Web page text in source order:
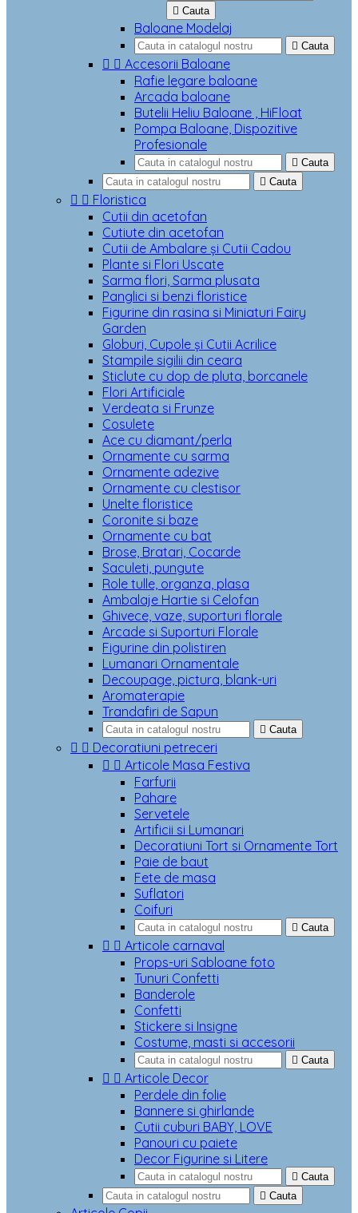
 Cauta
Baloane Modelaj
 Cauta
  Accesorii Baloane
Rafie legare baloane
Arcada baloane
Butelii Heliu Baloane , HiFloat
Pompa Baloane, Dispozitive
Profesionale
 Cauta
 Cauta
  Floristica
Cutii din acetofan
Cutiute din acetofan
Cutii de Ambalare și Cutii Cadou
Plante si Flori Uscate
Sarma flori, Sarma plusata
Panglici si benzi floristice
Figurine din rasina si Miniaturi Fairy
Garden
Globuri, Cupole și Cutii Acrilice
Stampile sigilii din ceara
Sticlute cu dop de pluta, borcanele
Flori Artificiale
Verdeata si Frunze
Cosulete
Ace cu diamant/perla
Ornamente cu sarma
Ornamente adezive
Ornamente cu clestisor
Unelte floristice
Coronite si baze
Ornamente cu bat
Brose, Bratari, Cocarde
Saculeti, pungute
Role tulle, organza, plasa
Ambalaje Hartie si Celofan
Ghivece, vaze, suporturi florale
Arcade si Suporturi Florale
Figurine din polistiren
Lumanari Ornamentale
Decoupage, pictura, blank-uri
Aromaterapie
Trandafiri de Sapun
 Cauta
  Decoratiuni petreceri
  Articole Masa Festiva
Farfurii
Pahare
Servetele
Artificii si Lumanari
Decoratiuni Tort si Ornamente Tort
Paie de baut
Fete de masa
Suflatori
Coifuri
 Cauta
  Articole carnaval
Props-uri Sabloane foto
Tunuri Confetti
Banderole
Confetti
Stickere si Insigne
Costume, masti si accesorii
 Cauta
  Articole Decor
Perdele din folie
Bannere si ghirlande
Cutii cuburi BABY, LOVE
Panouri cu paiete
Decor Figurine si Litere
 Cauta
 Cauta